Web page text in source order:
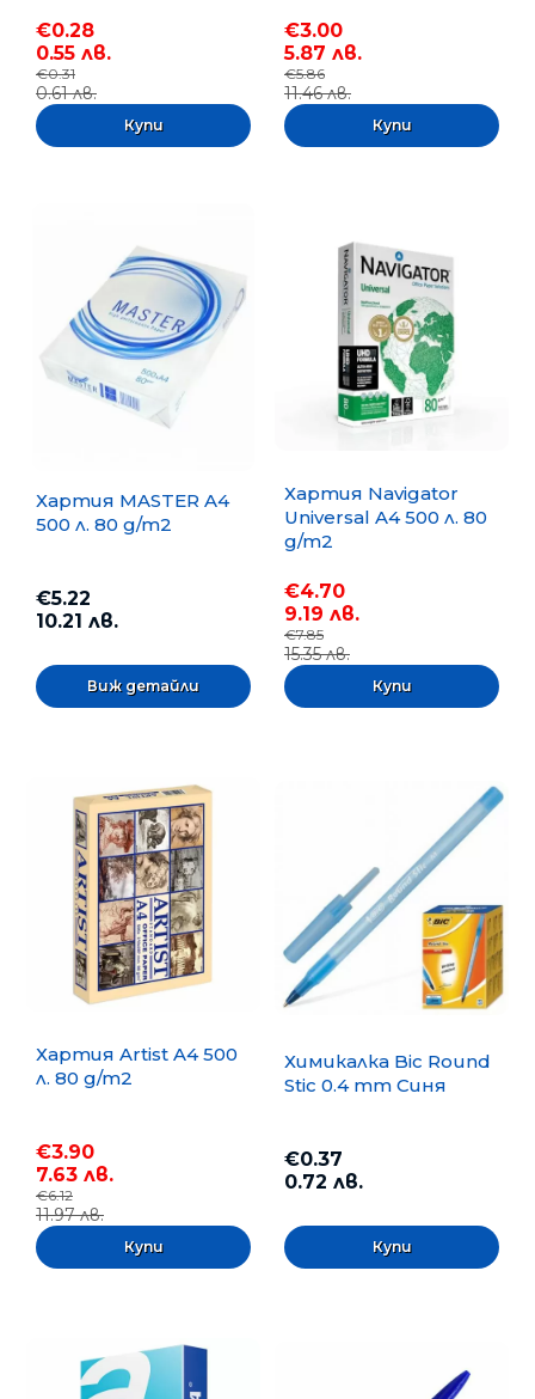
€0.28
0.55 лв.
€0.31
0.61 лв.
€3.00
5.87 лв.
€5.86
11.46 лв.
Хартия MASTER A4
500 л. 80 g/m2
€5.22
10.21 лв.
Виж детайли
Хартия Navigator
Universal A4 500 л. 80
g/m2
€4.70
9.19 лв.
€7.85
15.35 лв.
Хартия Artist A4 500
л. 80 g/m2
€3.90
7.63 лв.
€6.12
11.97 лв.
Химикалка Bic Round
Stic 0.4 mm Синя
€0.37
0.72 лв.